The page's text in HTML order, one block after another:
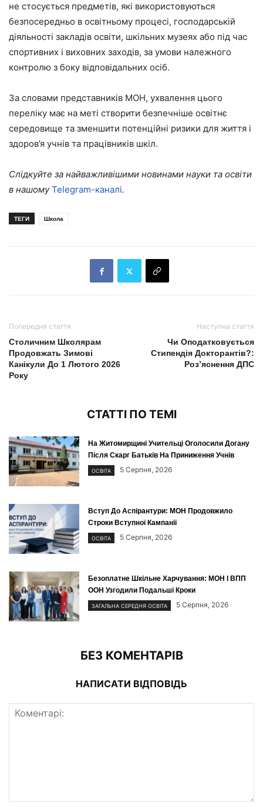
не стосується предметів, які використовуються
безпосередньо в освітньому процесі, господарській
діяльності закладів освіти, шкільних музеях або під час
спортивних і виховних заходів, за умови належного
контролю з боку відповідальних осіб.
За словами представників МОН, ухвалення цього
переліку має на меті створити безпечніше освітнє
середовище та зменшити потенційні ризики для життя і
здоров’я учнів та працівників шкіл.
Слідкуйте за найважливішими новинами науки та освіти
в нашомуTelegram-каналі.
ТЕГИ Школа
Попередня стаття
Столичним Школярам
Продовжать Зимові
Канікули До 1 Лютого 2026
Року
Наступна стаття
Чи Оподатковується
Стипендія Докторантів?:
Роз’яснення ДПС
СТАТТІ ПО ТЕМІ
На Житомирщині Учительці Оголосили Догану
Після Скарг Батьків На Приниження Учнів
ОСВІТА 5 Серпня, 2026
Вступ До Аспірантури: МОН Продовжило
Строки Вступної Кампанії
ОСВІТА 5 Серпня, 2026
Безоплатне Шкільне Харчування: МОН І ВПП
ООН Узгодили Подальші Кроки
ЗАГАЛЬНА СЕРЕДНЯ ОСВІТА 5 Серпня, 2026
БЕЗ КОМЕНТАРІВ
НАПИСАТИ ВІДПОВІДЬ